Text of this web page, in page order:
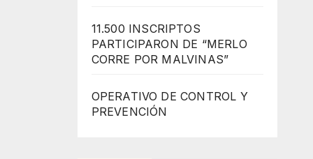
11.500 INSCRIPTOS
PARTICIPARON DE “MERLO
CORRE POR MALVINAS”
OPERATIVO DE CONTROL Y
PREVENCIÓN